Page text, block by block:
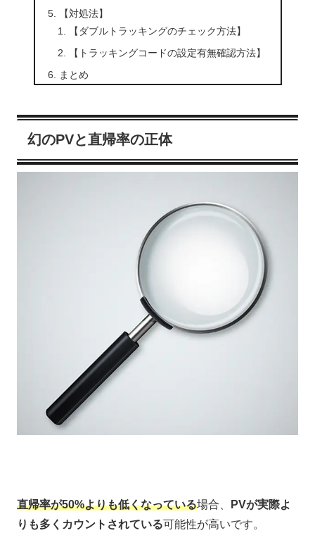
【対処法】
【ダブルトラッキングのチェック方法】
【トラッキングコードの設定有無確認方法】
まとめ
幻のPVと直帰率の正体
直帰率が50%よりも低くなっている場合、
PVが実際よ
りも多くカウントされている可能性が高いです。